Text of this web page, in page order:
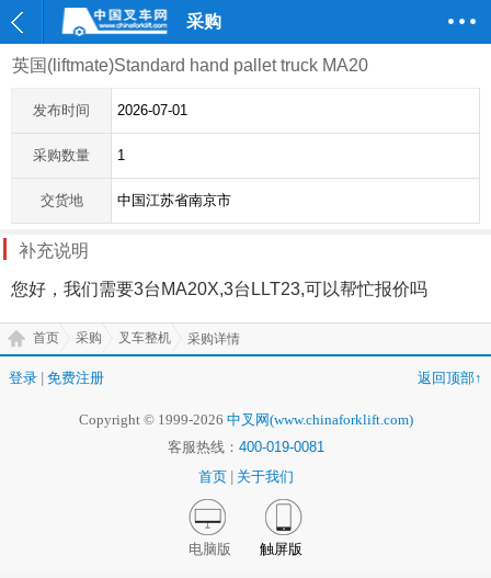
采购
英国(liftmate)Standard hand pallet truck MA20
发布时间 2026-07-01
采购数量 1
交货地 中国江苏省南京市
补充说明
您好，我们需要3台MA20X,3台LLT23,可以帮忙报价吗
首页 采购 叉车整机 采购详情
登录 免费注册 返回顶部↑
Copyright © 1999-2026 中叉网(www.chinaforklift.com)
客服热线： 400-019-0081
首页
关于我们
电脑版 触屏版